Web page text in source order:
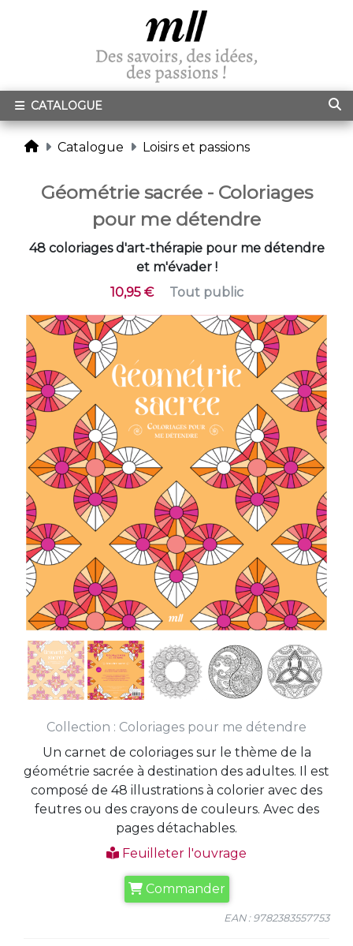
CATALOGUE
Catalogue Loisirs et passions
Géométrie sacrée - Coloriages
pour me détendre
48 coloriages d'art-thérapie pour me détendre
et m'évader !
10,95 €
Tout public
Collection : Coloriages pour me détendre
Un carnet de coloriages sur le thème de la
géométrie sacrée à destination des adultes. Il est
composé de 48 illustrations à colorier avec des
feutres ou des crayons de couleurs. Avec des
pages détachables.
Feuilleter l'ouvrage
Commander
EAN : 9782383557753